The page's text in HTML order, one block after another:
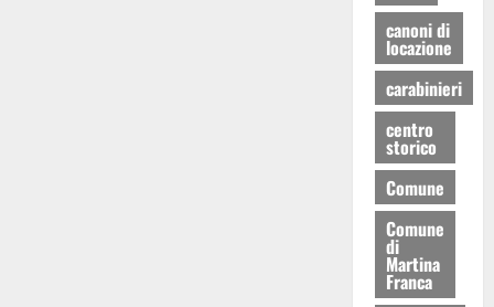
canoni di
locazione
carabinieri
centro
storico
Comune
Comune
di
Martina
Franca